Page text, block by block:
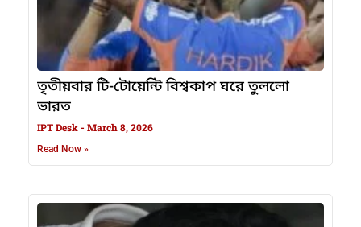
তৃতীয়বার টি-টোয়েন্টি বিশ্বকাপ ঘরে তুললো
ভারত
IPT Desk March 8, 2026
Read Now »